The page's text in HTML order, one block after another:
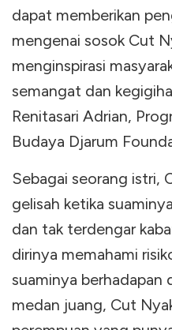
dapat memberikan
mengenai sosok Cut
menginspirasi
semangat dan
Renitasari Adrian,
Budaya Djarum
Sebagai seorang istri,
gelisah ketika
dan tak terdengar
dirinya memahami
suaminya berhadapan
medan juang, Cut